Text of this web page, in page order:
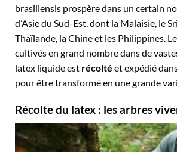
brasiliensis prospère dans un certain
d’Asie du Sud-Est, dont la Malaisie, le
Thaïlande, la Chine et les Philippines.
cultivés en grand nombre dans de
latex liquide est récolté et expédié
pour être transformé en une grande
Récolte du latex : les arbres